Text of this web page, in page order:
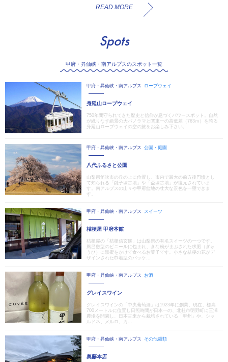
READ MORE
Spots
甲府・昇仙峡・南アルプスのスポット一覧
甲府・昇仙峡・南アルプス ロープウェイ
身延山ロープウェイ
750年間守られてきた歴史と信仰が息づくパワースポット。自然
が織りなす絶景の大パノラマと関東一の高低差（763ｍ）を誇る
身延山ロープウェイの空の旅をお楽しみ下さい。
甲府・昇仙峡・南アルプス 公園・庭園
八代ふるさと公園
山梨県笛吹市の丘の上に位置し、市内で最大の前方後円墳とし
て知られる「銚子塚古墳」や「盃塚古墳」が復元されていま
す。南アルプスの山々や甲府盆地の壮大な景色を一望できま
す。
甲府・昇仙峡・南アルプス スイーツ
桔梗屋 甲府本館
桔梗屋の「桔梗信玄餅」は山梨県の有名スイーツの一つです。
風呂敷型のビニールに包まれ、きな粉がまぶされた求肥（ぎゅ
うひ）に黒蜜をかけて食べるお菓子です。小さな桔梗の花がデ
ザインされた巾着型のパッケ...
甲府・昇仙峡・南アルプス お酒
グレイスワイン
グレイスワインの「中央葡萄酒」は1923年に創業、現在、標高
700メートルに位置し日照時間が日本一の、北杜市明野町に三澤
農場を開園し、日本古来から栽培されている「甲州」や、シャ
ルドネ、メルロ、カ...
甲府・昇仙峡・南アルプス その他麺類
奥藤本店